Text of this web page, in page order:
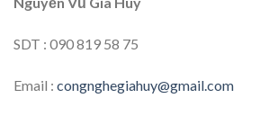
SDT : 090 819 58 75
Email : congnghegiahuy@gmail.com